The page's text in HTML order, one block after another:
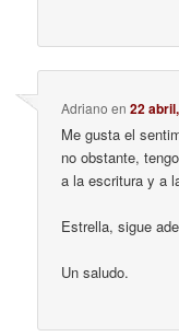
Adriano en22
Me gusta el
no obstante,
a la escritura y a
Estrella, sigue
Un saludo.